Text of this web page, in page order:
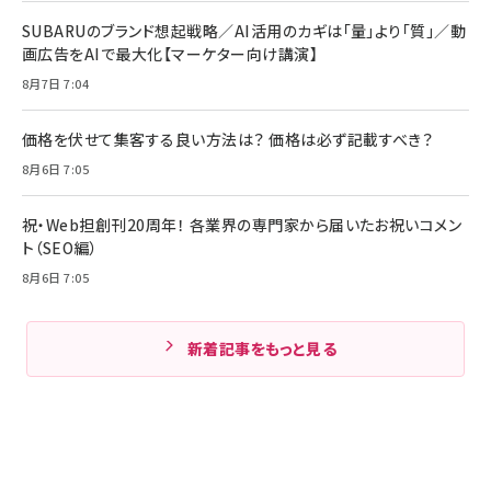
SUBARUのブランド想起戦略／AI活用のカギは「量」より「質」／動
画広告をAIで最大化【マーケター向け講演】
8月7日 7:04
価格を伏せて集客する良い方法は？ 価格は必ず記載すべき？
8月6日 7:05
祝・Web担創刊20周年！ 各業界の専門家から届いたお祝いコメン
ト（SEO編）
8月6日 7:05
新着記事をもっと見る